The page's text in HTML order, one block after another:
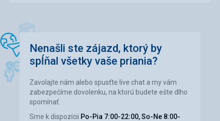
Nenašli ste zájazd, ktorý by
spĺňal všetky vaše priania?
Zavolajte nám alebo spusťte live chat a my vám
zabezpečíme dovolenku, na ktorú budete ešte dlho
spomínať.
Sme k dispozícii Po-Pia 7:00-22:00, So-Ne 8:00-